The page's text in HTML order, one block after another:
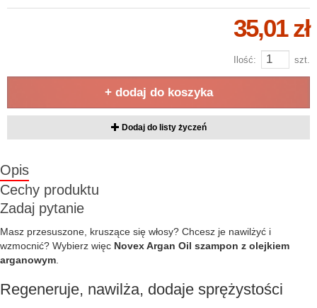
35,01 zł
Ilość: szt.
+ dodaj do koszyka
Dodaj do listy życzeń
Opis
Cechy produktu
Zadaj pytanie
Masz przesuszone, kruszące się włosy? Chcesz je nawilżyć i
wzmocnić? Wybierz więc Novex Argan Oil szampon z olejkiem
arganowym
Regeneruje, nawilża, dodaje sprężystości